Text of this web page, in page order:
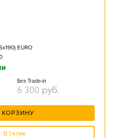
EURO
Без Trade-in
6 300 руб.
КОРЗИНУ
В 1 клик